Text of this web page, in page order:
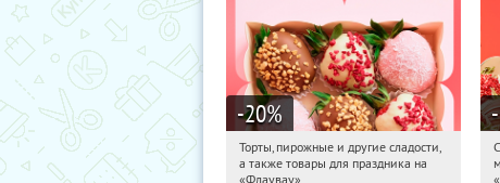
-20%
04:00:41 Получили:
Россия
Торты, пирожные и другие сладости,
а также товары для праздника на
«Флаувау»